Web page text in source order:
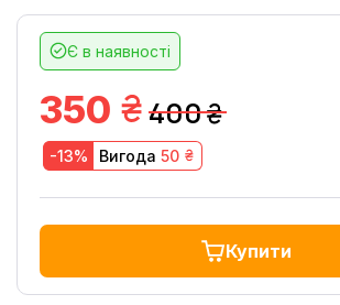
Є в наявності
400
грн.
350 грн.
-13% Вигода 50 грн.
Купити